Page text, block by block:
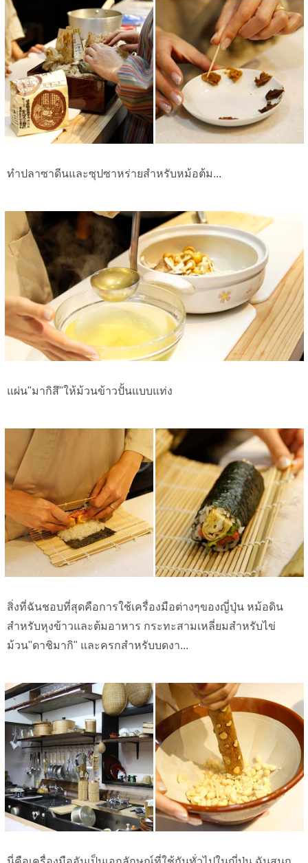
ทำปลาซาดีนและซุปซาหร่ายสำหรับหม้อต้ม...
แผ่น"มากิสึ"ให้ม้วนข้าวปั้นแบบแท่ง
สิ่งที่ฉันชอบที่สุดคือการใช้เครื่องมือต่างๆของญี่ปุ่น หม้อดิน
สำหรับหุงข้าวและต้มอาหาร กระทะสามเหลี่ยมสำหรับไข่
ม้วน"ดาชิมากิ" และครกสำหรับบดงา...